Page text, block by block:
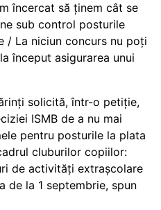
încercat să ținem cât se
sub control posturile
/ La niciun concurs nu poți
început asigurarea unui
solicită, într-o petiție,
ISMB de a nu mai
pentru posturile la plata
cluburilor copiilor:
de activități extrașcolare
de la 1 septembrie, spun